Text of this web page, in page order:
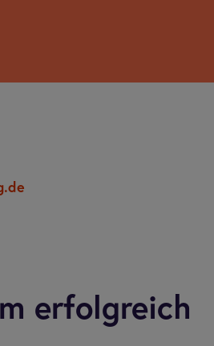
erfolg­reich